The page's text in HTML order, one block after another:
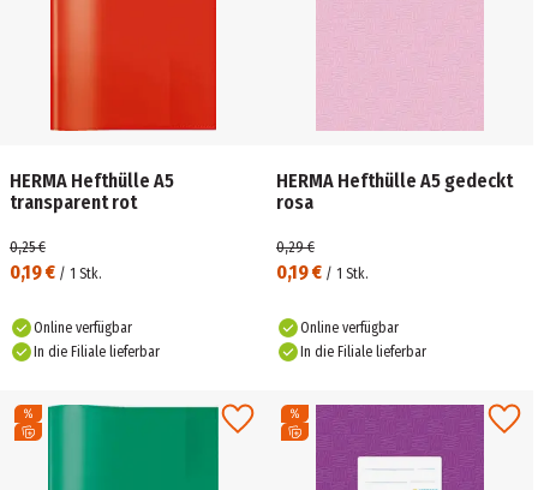
HERMA Hefthülle A5
transparent rot
0,19 € / 1 Stk.
0,25 €
Online verfügbar
In die Filiale lieferbar
HERMA Hefthülle A5 gedeckt
rosa
0,19 € / 1 Stk.
0,29 €
Online verfügbar
In die Filiale lieferbar